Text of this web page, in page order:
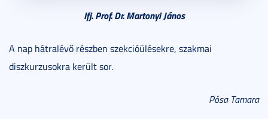
Ifj. Prof. Dr. Martonyi János
A nap hátralévő részben szekcióülésekre, szakmai
diszkurzusokra került sor.
Pósa Tamara